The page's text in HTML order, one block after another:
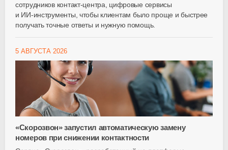
сотрудников контакт-центра , цифровые сервисы
и ИИ-инструменты , чтобы клиентам было проще и быстрее
получать точные ответы и нужную помощь.
5 АВГУСТА 2026
«Скорозвон» запустил автоматическую замену
номеров при снижении контактности